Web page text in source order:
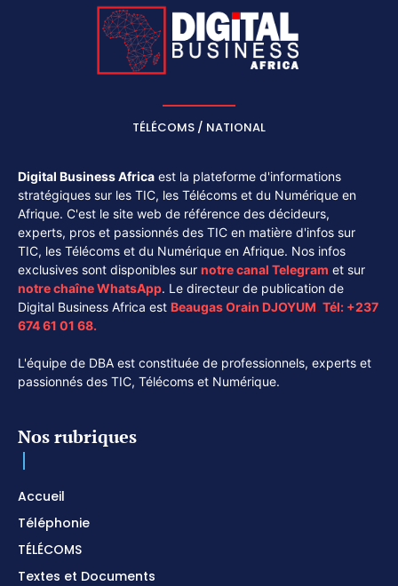
TÉLÉCOMS / NATIONAL
Digital Business Africa est la plateforme d'informations
stratégiques sur les TIC, les Télécoms et du Numérique en
Afrique. C'est le site web de référence des décideurs,
experts, pros et passionnés des TIC en matière d'infos sur
TIC, les Télécoms et du Numérique en Afrique. Nos infos
exclusives sont disponibles sur notre canal Telegram et sur
notre chaîneWhatsApp. Le directeur de publication de
Digital Business Africa est Beaugas Orain DJOYUM. Tél: +237
674 61 01 68.
L'équipe de DBA est constituée de professionnels, experts et
passionnés des TIC, Télécoms et Numérique.
Nos rubriques
Accueil
Téléphonie
TÉLÉCOMS
Textes et Documents